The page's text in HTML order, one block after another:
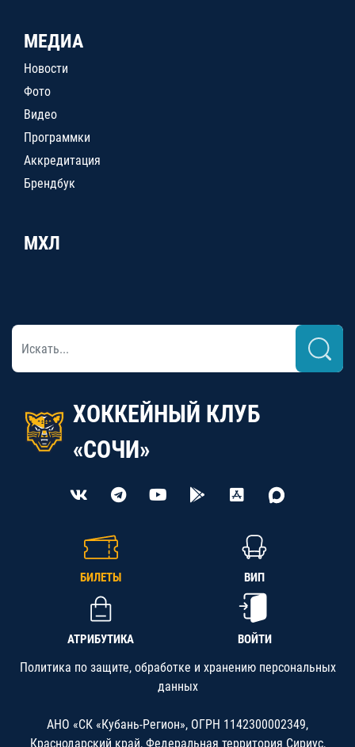
МЕДИА
Новости
Фото
Видео
Программки
Аккредитация
Брендбук
МХЛ
ХОККЕЙНЫЙ КЛУБ
«СОЧИ»
БИЛЕТЫ ВИП
АТРИБУТИКА ВОЙТИ
Политика по защите, обработке и хранению персональных
данных
АНО «СК «Кубань-Регион», ОГРН 1142300002349,
Краснодарский край, Федеральная территория Сириус,